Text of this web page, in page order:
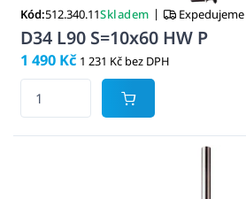
Kód:512.340.11Skladem | Expedujeme
D34 L90 S=10x60 HW P
1 490 Kč 1 231 Kč bez DPH